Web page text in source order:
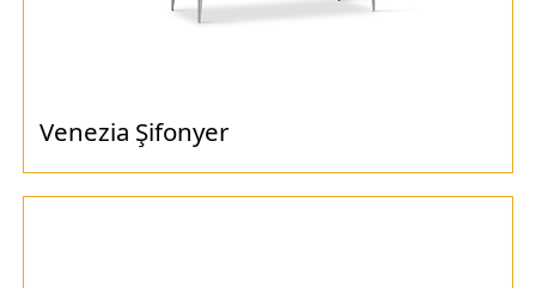
Venezia Şifonyer